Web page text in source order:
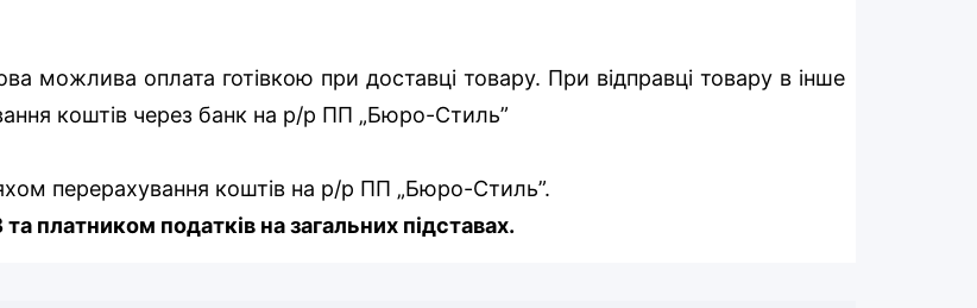
можлива оплата готівкою при доставці товару. При відправці товару в інше
коштів через банк на р/р ПП „Бюро-Стиль”
перерахування коштів на р/р ПП „Бюро-Стиль”.
платником податків на загальних підставах.